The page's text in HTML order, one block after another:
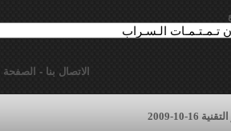
الاتصال بنا - الصفحة
10-2009